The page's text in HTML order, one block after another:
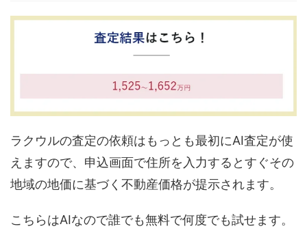
ラクウルの査定の依頼はもっとも最初にAI査定が使
えますので、申込画面で住所を入力するとすぐその
地域の地価に基づく不動産価格が提示されます。
こちらはAIなので誰でも無料で何度でも試せます。